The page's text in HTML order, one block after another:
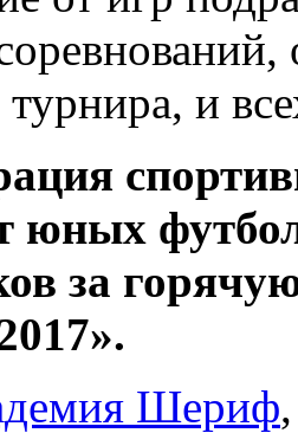
турнира, и
юных
за
Шериф